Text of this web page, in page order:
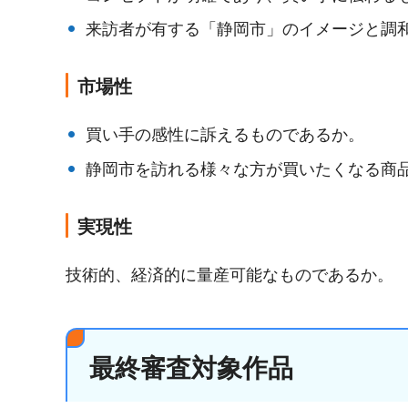
来訪者が有する「静岡市」のイメージと調
市場性
買い手の感性に訴えるものであるか。
静岡市を訪れる様々な方が買いたくなる商
実現性
技術的、経済的に量産可能なものであるか。
最終審査対象作品